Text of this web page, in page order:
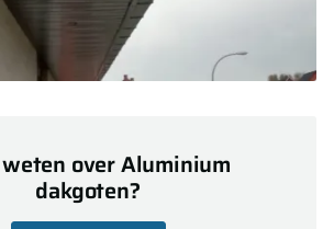
over Aluminium
dakgoten?